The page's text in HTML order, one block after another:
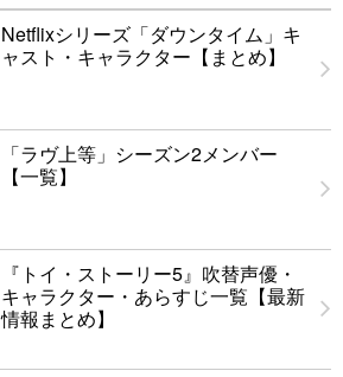
Netflixシリーズ「ダウンタイム」キ
ャスト・キャラクター【まとめ】
「ラヴ上等」シーズン2メンバー
【一覧】
『トイ・ストーリー5』吹替声優・
キャラクター・あらすじ一覧【最新
情報まとめ】